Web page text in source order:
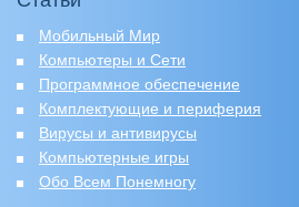
Мобильный Мир
Компьютеры и Сети
Программное обеспечение
Комплектующие и периферия
Вирусы и антивирусы
Компьютерные игры
Обо Всем Понемногу